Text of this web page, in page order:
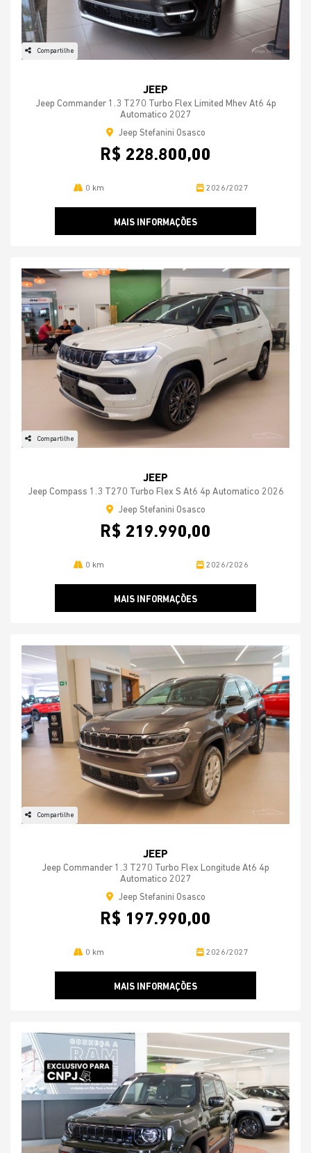
Compartilhe
JEEP
Jeep Commander 1.3 T270 Turbo Flex Limited Mhev At6 4p
Automatico 2027
Jeep Stefanini Osasco
R$ 228.800,00
0 km 2026/2027
MAIS INFORMAÇÕES
Compartilhe
JEEP
Jeep Compass 1.3 T270 Turbo Flex S At6 4p Automatico 2026
Jeep Stefanini Osasco
R$ 219.990,00
0 km 2026/2026
MAIS INFORMAÇÕES
Compartilhe
JEEP
Jeep Commander 1.3 T270 Turbo Flex Longitude At6 4p
Automatico 2027
Jeep Stefanini Osasco
R$ 197.990,00
0 km 2026/2027
MAIS INFORMAÇÕES